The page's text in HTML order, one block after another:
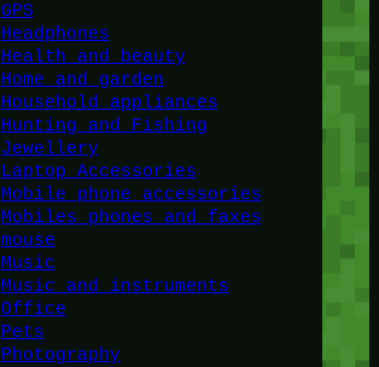
GPS
Headphones
Health and beauty
Home and garden
Household appliances
Hunting and Fishing
Jewellery
Laptop Accessories
Mobile phone accessories
Mobiles phones and faxes
mouse
Music
Music and instruments
Office
Pets
Photography